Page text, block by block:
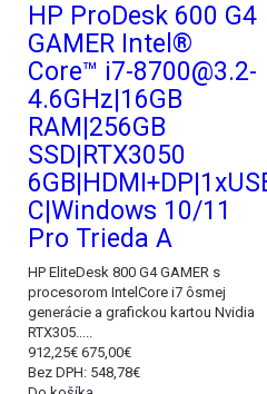
HP ProDesk 600 G4
GAMER Intel®
Core™ i7-8700@3.2-
4.6GHz|16GB
RAM|256GB
SSD|RTX3050
C|Windows 10/11
Pro Trieda A
HP EliteDesk 800 G4 GAMER s
procesorom IntelCore i7 ôsmej
generácie a grafickou kartou Nvidia
RTX305.....
912,25€ 675,00€
Bez DPH: 548,78€